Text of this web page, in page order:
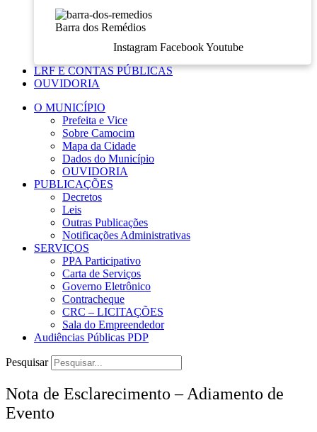
Barra dos Remédios
Instagram Facebook Youtube
LRF E CONTAS PÚBLICAS
OUVIDORIA
O MUNICÍPIO
Prefeita e Vice
Sobre Camocim
Mapa da Cidade
Dados do Município
OUVIDORIA
PUBLICAÇÕES
Decretos
Leis
Outras Publicações
Notificações Administrativas
SERVIÇOS
PPA Participativo
Carta de Serviços
Governo Eletrônico
Contracheque
CRC – LICITAÇÕES
Sala do Empreendedor
Audiências Públicas PDP
Pesquisar
Nota de Esclarecimento – Adiamento de
Evento